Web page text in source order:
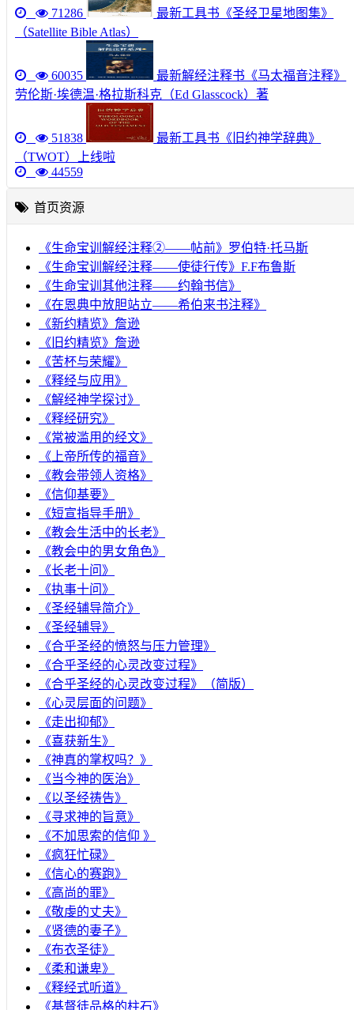
71286
最新工具书《圣经卫星地图集》
（Satellite Bible Atlas）
60035
最新解经注释书《马太福音注释》
劳伦斯·埃德温·格拉斯科克（Ed Glasscock）著
51838
最新工具书《旧约神学辞典》
（TWOT）上线啦
44559
首页资源
《生命宝训解经注释②——帖前》罗伯特·托马斯
《生命宝训解经注释——使徒行传》F.F布鲁斯
《生命宝训其他注释——约翰书信》
《在恩典中放胆站立——希伯来书注释》
《新约精览》詹逊
《旧约精览》詹逊
《苦杯与荣耀》
《释经与应用》
《解经神学探讨》
《释经研究》
《常被滥用的经文》
《上帝所传的福音》
《教会带领人资格》
《信仰基要》
《短宣指导手册》
《教会生活中的长老》
《教会中的男女角色》
《长老十问》
《执事十问》
《圣经辅导简介》
《圣经辅导》
​《合乎圣经的愤怒与压力管理》
《合乎圣经的心灵改变过程》
《合乎圣经的心灵改变过程》（简版）
《心灵层面的问题》
《走出抑郁》
《喜获新生》
《神真的掌权吗？》
《当今神的医治》
《以圣经祷告》
《寻求神的旨意》
《不加思索的信仰 》
《疯狂忙碌》
《信心的赛跑》
《高尚的罪》
《敬虔的丈夫》
《贤德的妻子》
《布衣圣徒》
《柔和谦卑》
《释经式听道》
《基督徒品格的柱石》